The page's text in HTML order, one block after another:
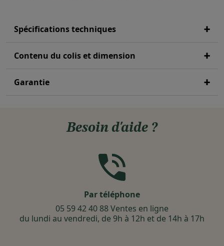
Spécifications techniques
Contenu du colis et dimension
Garantie
Besoin d'aide ?
Par téléphone
05 59 42 40 88 Ventes en ligne
du lundi au vendredi, de 9h à 12h et de 14h à 17h